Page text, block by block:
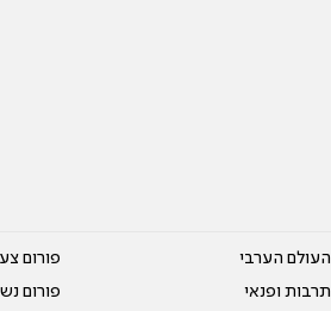
העולם הערבי
תרבות ופנאי
פורום
פורום